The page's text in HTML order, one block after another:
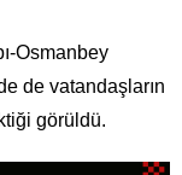
Osmanbey
de vatandaşların
görüldü.